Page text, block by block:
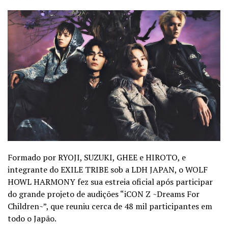
Formado por RYOJI, SUZUKI, GHEE e HIROTO, e
integrante do EXILE TRIBE sob a LDH JAPAN, o WOLF
HOWL HARMONY fez sua estreia oficial após participar
do grande projeto de audições “iCON Z ~Dreams For
Children~”, que reuniu cerca de 48 mil participantes em
todo o Japão.